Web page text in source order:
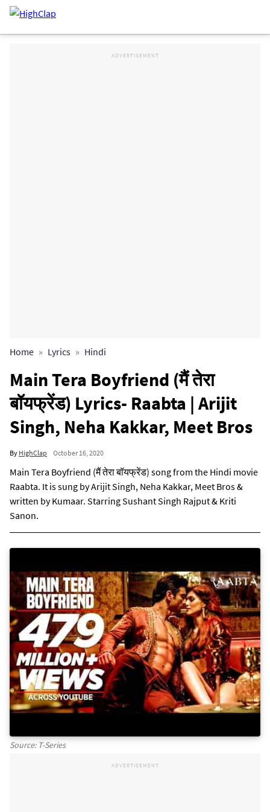
Home Lyrics Hindi
Main Tera Boyfriend (मैं तेरा
बॉयफ्रेंड) Lyrics- Raabta | Arijit
Singh, Neha Kakkar, Meet Bros
By HighClap October 16, 2020
Main Tera Boyfriend (मैं तेरा बॉयफ्रेंड) song from the Hindi movie
Raabta. It is sung by Arijit Singh, Neha Kakkar, Meet Bros &
written by Kumaar. Starring Sushant Singh Rajput & Kriti
Sanon.
Source: T-Series